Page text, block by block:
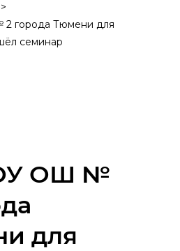
Тюмени для
семинар
ОШ №
для